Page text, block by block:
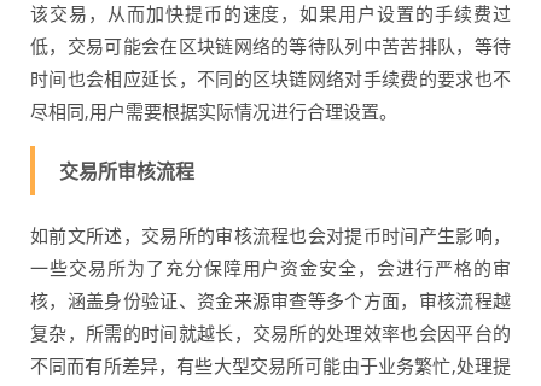
该交易，从而加快提币的速度，如果用户设置的手续费过
低，交易可能会在区块链网络的等待队列中苦苦排队，等待
时间也会相应延长，不同的区块链网络对手续费的要求也不
尽相同,用户需要根据实际情况进行合理设置。
交易所审核流程
如前文所述，交易所的审核流程也会对提币时间产生影响，
一些交易所为了充分保障用户资金安全，会进行严格的审
核，涵盖身份验证、资金来源审查等多个方面，审核流程越
复杂，所需的时间就越长，交易所的处理效率也会因平台的
不同而有所差异，有些大型交易所可能由于业务繁忙,处理提